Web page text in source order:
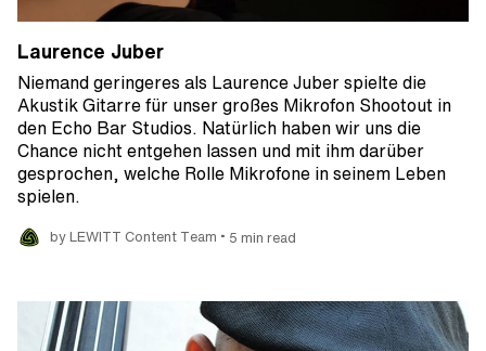
Laurence Juber
Niemand geringeres als Laurence Juber spielte die
Akustik Gitarre für unser großes Mikrofon Shootout in
den Echo Bar Studios. Natürlich haben wir uns die
Chance nicht entgehen lassen und mit ihm darüber
gesprochen, welche Rolle Mikrofone in seinem Leben
spielen.
by LEWITT Content Team • 5 min read